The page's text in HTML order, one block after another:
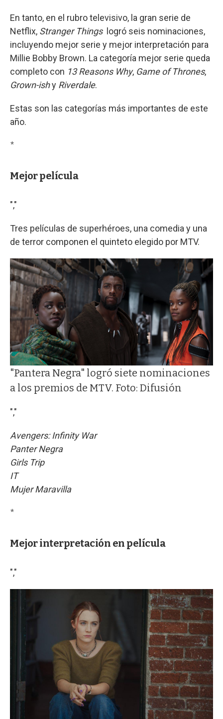
En tanto, en el rubro televisivo, la gran serie de
Netflix, Stranger Things logró seis nominaciones,
incluyendo mejor serie y mejor interpretación para
Millie Bobby Brown. La categoría mejor serie queda
completo con 13 Reasons Why, Game of Thrones,
Grown-ishy Riverdale.
Estas son las categorías más importantes de este
año.
*
Mejor película
","
Tres películas de superhéroes, una comedia y una
de terror componen el quinteto elegido por MTV.
"Pantera Negra" logró siete nominaciones
a los premios de MTV. Foto: Difusión
","
Avengers: Infinity War
Panter Negra
Girls Trip
IT
Mujer Maravilla
*
Mejor interpretación en película
","